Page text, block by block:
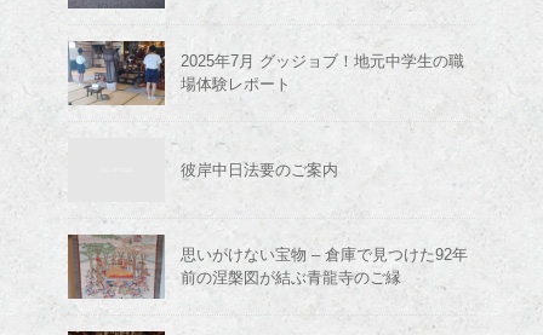
2025年7月 グッジョブ！地元中学生の職
場体験レポート
彼岸中日法要のご案内
思いがけない宝物 – 倉庫で見つけた92年
前の涅槃図が結ぶ青龍寺のご縁